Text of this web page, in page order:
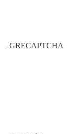
_GRECAPTCHA